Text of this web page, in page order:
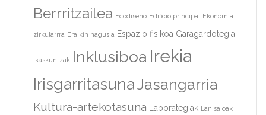
Berrritzailea Ecodiseño Edificio principal Ekonomia
zirkularrra Eraikin nagusia Espazio fisikoa Garagardotegia
Ikaskuntzak Inklusiboa Irekia
IrisgarritasunaJasangarria
Kultura-artekotasuna Laborategiak Lan saioak